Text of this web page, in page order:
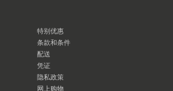
特别优惠
条款和条件
配送
凭证
隐私政策
网上购物